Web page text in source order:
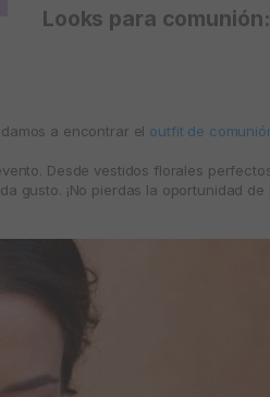
Looks para
a encontrar el outfit de
Desde vestidos florales
gusto. ¡No pierdas la oportunidad de